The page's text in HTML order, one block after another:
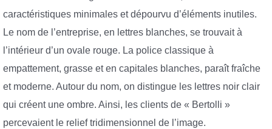
caractéristiques minimales et dépourvu d’éléments inutiles.
Le nom de l’entreprise, en lettres blanches, se trouvait à
l’intérieur d’un ovale rouge. La police classique à
empattement, grasse et en capitales blanches, paraît fraîche
et moderne. Autour du nom, on distingue les lettres noir clair
qui créent une ombre. Ainsi, les clients de « Bertolli »
percevaient le relief tridimensionnel de l’image.